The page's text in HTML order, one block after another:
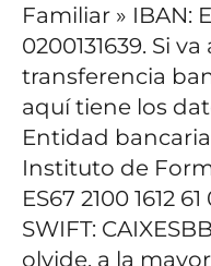
Familiar » IBAN:
0200131639. Si va
transferencia
aquí tiene los
Entidad
Instituto de
ES67 2100 1612
SWIFT:
olvide, a la